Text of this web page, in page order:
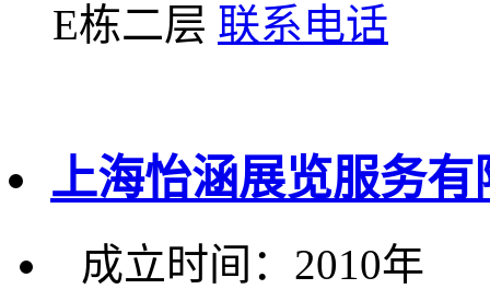
E栋二层 联系电话
上海怡涵展览服务有
成立时间：2010年